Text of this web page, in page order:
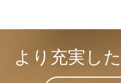
より充実した​